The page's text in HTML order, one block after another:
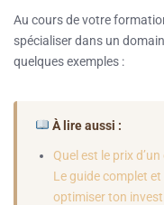
Au cours de votre
spécialiser dans un
quelques exemples :
À lire aussi :
Quel est le prix
Le guide complet
optimiser ton